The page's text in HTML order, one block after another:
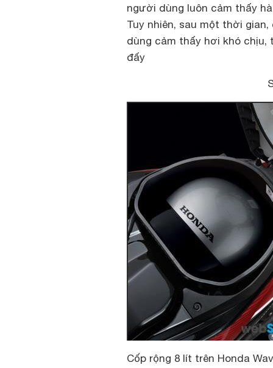
người dùng luôn cảm thấy
Tuy nhiên, sau một thời
dùng cảm thấy hơi khó chịu,
đấy
Cốp rộng 8 lít trên Honda